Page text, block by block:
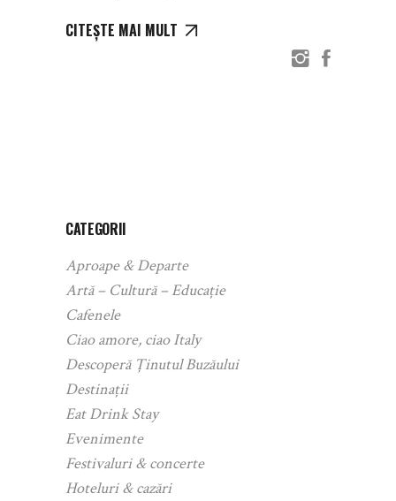
CITEȘTE MAI MULT
CATEGORII
Aproape & Departe
Artă – Cultură – Educație
Cafenele
Ciao amore, ciao Italy
Descoperă Ținutul Buzăului
Destinații
Eat Drink Stay
Evenimente
Festivaluri & concerte
Hoteluri & cazări